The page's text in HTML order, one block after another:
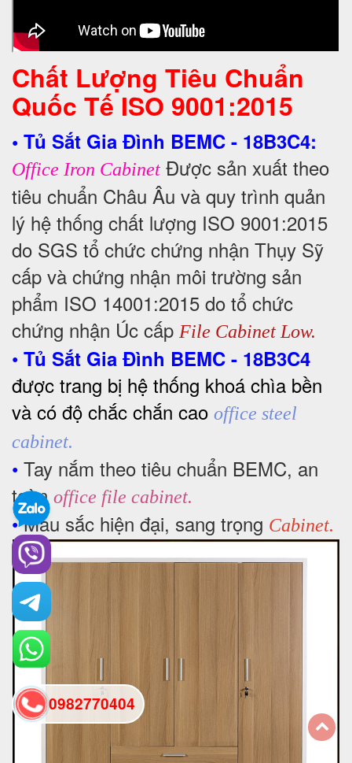
Chất Lượng Tiêu Chuẩn
Quốc TếISO 9001:2015
• Tủ Sắt Gia Đình BEMC - 18B3C4:
Office Iron Cabinet Được sản xuất theo
tiêu chuẩn Châu Âu và quy trình quản
lý hệ thống chất lượng ISO 9001:2015
do SGS tổ chức chứng nhận Thụy Sỹ
cấp và chứng nhận môi trường sản
phẩm ISO 14001:2015 do tổ chức
chứng nhận Úc cấp File Cabinet Low.
• Tủ Sắt Gia Đình BEMC - 18B3C4
được trang bị hệ thống khoá chìa bền
và có độ chắc chắn cao office steel
cabinet.
• Tay nắm theo tiêu chuẩn BEMC, an
toàn office file cabinet.
•Màu sắc hiện đại, sang trọng Cabinet.
0982770404